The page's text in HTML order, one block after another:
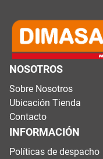
NOSOTROS
Sobre Nosotros
Ubicación Tienda
Contacto
INFORMACIÓN
Políticas de despacho